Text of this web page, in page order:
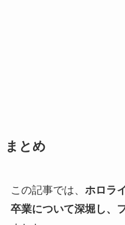
まとめ
この記事では、 ホロラ
卒業について深堀し、